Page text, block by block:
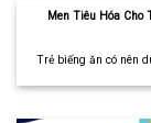
Men Tiêu Hóa Cho
Trẻ biếng ăn có nên